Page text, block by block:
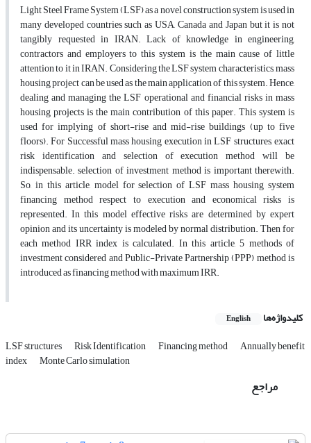
Light Steel Frame System (LSF) as a novel construction system is used in
many developed countries such as USA, Canada and Japan but it is not
tangibly requested in IRAN. Lack of knowledge in engineering,
contractors and employers to this system is the main cause of little
attention to it in IRAN. Considering the LSF system characteristics, mass
housing project can be used as the main application of this system. Hence,
dealing and managing the LSF operational and financial risks in mass
housing projects is the main contribution of this paper. This system is
used for implying of short-rise and mid-rise buildings (up to five
floors). For Successful mass housing execution in LSF structures, exact
risk identification and selection of execution method will be
indispensable. selection of investment method is important therewith.
So, in this article, model for selection of LSF mass housing system
financing method respect to execution and economical risks is
represented. In this model effective risks are determined by expert
opinion and its uncertainty is modeled by normal distribution. Then for
each method IRR index is calculated. In this article, 5 methods of
investment considered and Public-Private Partnership (PPP) method is
introduced as financing method with maximum IRR.
کلیدواژه‌ها English
LSF structures Risk Identification Financing method Annually benefit
index Monte Carlo simulation
مراجع